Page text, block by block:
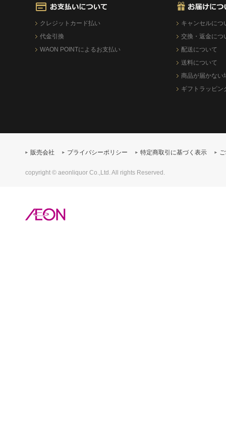
クレジットカード払い
代金引換
WAON POINTによるお支払い
キャンセルにつ
交換・返金につ
配送について
送料について
商品が届かない
ギフトラッピン
販売会社 プライバシーポリシー 特定商取引に基づく表示
copyright © aeonliquor Co.,Ltd. All rights Reserved.